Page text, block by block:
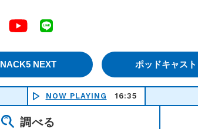
Facebook YouTube
NACK5 NEXT ポッドキャスト
NOW PLAYING 16:35
調べる